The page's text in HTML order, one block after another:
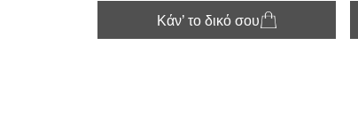
Κάν’ το δικό σου